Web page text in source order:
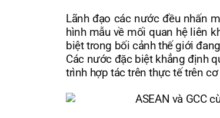
Lãnh đạo các nước đều nhấn
hình mẫu về mối quan hệ liên
biệt trong bối cảnh thế giới
Các nước đặc biệt khẳng định
trình hợp tác trên thực tế trên